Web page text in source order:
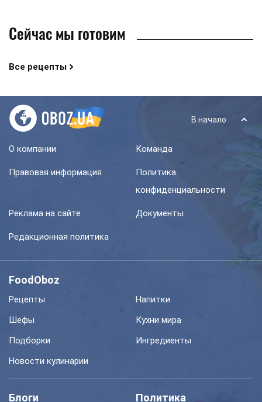
Сейчас мы готовим
Все рецепты
В начало
О компании Команда
Правовая информация
Политика
конфиденциальности
Реклама на сайте Документы
Редакционная политика
FoodOboz
Рецепты
Напитки
Шефы
Кухни мира
Подборки
Ингредиенты
Новости кулинарии
Блоги Политика